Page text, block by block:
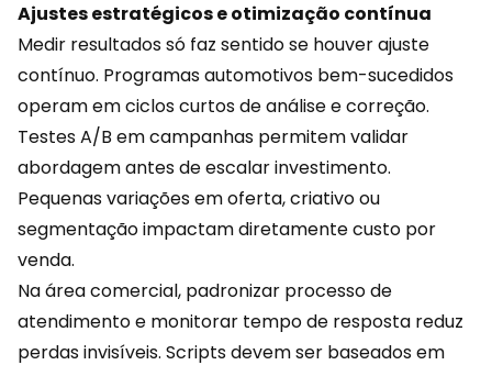
Ajustes estratégicos e otimização contínua
Medir resultados só faz sentido se houver ajuste
contínuo. Programas automotivos bem-sucedidos
operam em ciclos curtos de análise e correção.
Testes A/B em campanhas permitem validar
abordagem antes de escalar investimento.
Pequenas variações emoferta, criativo ou
segmentação impactam diretamente custo por
venda.
Na área comercial, padronizar processo de
atendimento e monitorar tempo de resposta reduz
perdas invisíveis. Scripts devem ser baseados em